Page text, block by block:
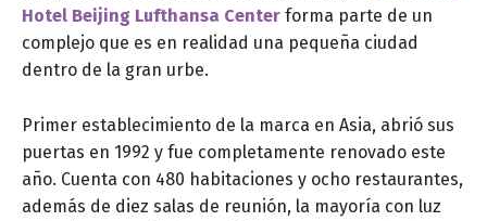
Hotel Beijing Lufthansa Center forma parte de un
complejo que es en realidad una pequeña ciudad
dentro de la gran urbe.
Primer establecimiento de la marca en Asia, abrió sus
puertas en 1992 y fue completamente renovado este
año. Cuenta con 480 habitaciones y ocho restaurantes,
además de diez salas de reunión, la mayoría con luz